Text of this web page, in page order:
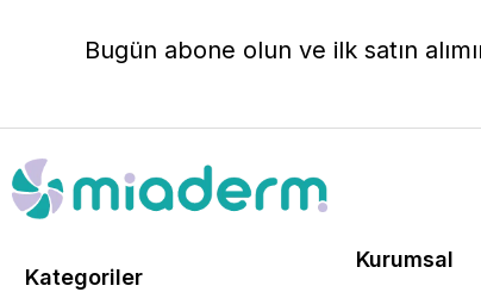
Bugün abone olun ve ilk satın
Kategoriler
Kurumsal